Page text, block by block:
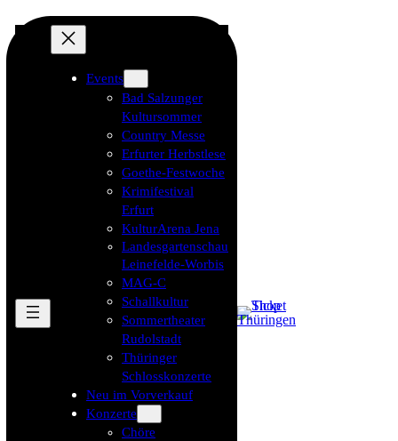
Events
Bad Salzunger
Kultursommer
Country Messe
Erfurter Herbstlese
Goethe-Festwoche
Krimifestival
Erfurt
KulturArena Jena
Landesgartenschau
Leinefelde-Worbis
MAG-C
Schallkultur
Sommertheater
Rudolstadt
Thüringer
Schlosskonzerte
Neu im Vorverkauf
Konzerte
Chöre